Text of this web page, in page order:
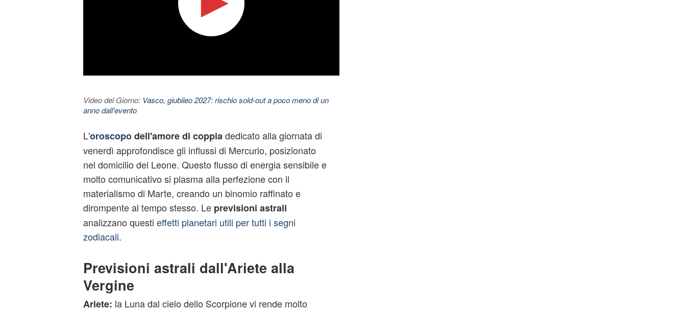
Video del Giorno: Vasco, giubileo 2027: rischio sold-out a poco meno di un
anno dall'evento
L'oroscopodell'amore di coppiadedicato alla giornata di
venerdì approfondisce gli influssi di Mercurio, posizionato
nel domicilio del Leone. Questo flusso di energia sensibile e
molto comunicativo si plasma alla perfezione con il
materialismo di Marte, creando un binomio raffinato e
dirompente al tempo stesso. Le previsioni astrali
analizzano questi effetti planetari utili per tutti i segni
zodiacali.
Previsioni astrali dall'Ariete alla
Vergine
Ariete: la Luna dal cielo dello Scorpione vi rende molto